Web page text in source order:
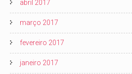
abril 2017
março 2017
fevereiro 2017
janeiro 2017